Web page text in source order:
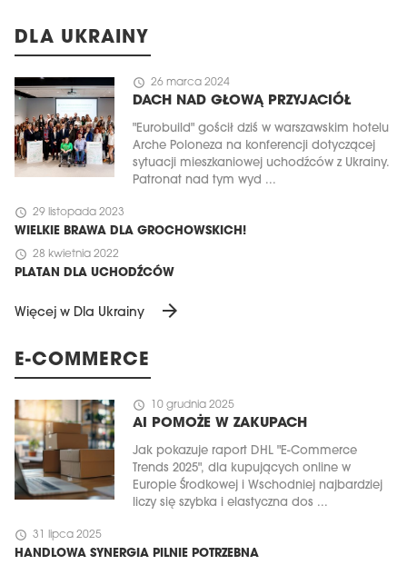
DLA UKRAINY
schedule 26 marca 2024
DACH NAD GŁOWĄ PRZYJACIÓŁ
"Eurobuild" gościł dziś w warszawskim hotelu
Arche Poloneza na konferencji dotyczącej
sytuacji mieszkaniowej uchodźców z Ukrainy.
Patronat nad tym wyd ...
schedule 29 listopada 2023
WIELKIE BRAWA DLA GROCHOWSKICH!
schedule 28 kwietnia 2022
PLATAN DLA UCHODŹCÓW
Więcej w Dla Ukrainy arrow_forward
E-COMMERCE
schedule 10 grudnia 2025
AI POMOŻE W ZAKUPACH
Jak pokazuje raport DHL "E-Commerce
Trends 2025", dla kupujących online w
Europie Środkowej i Wschodniej najbardziej
liczy się szybka i elastyczna dos ...
schedule 31 lipca 2025
HANDLOWA SYNERGIA PILNIE POTRZEBNA